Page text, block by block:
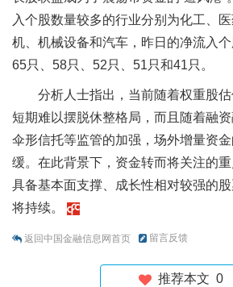
入个股数量较多的行业分别为化工、
机、机械设备和汽车，昨日的净流入个
65只、58只、52只、51只和41只。
分析人士指出，当前随着权重股估
短期难以摆脱休整格局，而且随着融
伞形信托等监管的加强，场外增量资
缓。在此背景下，资金转而将关注的重
具备基本面支撑、成长性相对较强的
将持续。
返回中国金融信息网首页 留言反馈
推荐本文 0